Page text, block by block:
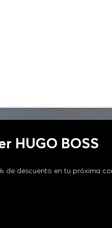
HUGO BOSS
de descuento en tu próxima